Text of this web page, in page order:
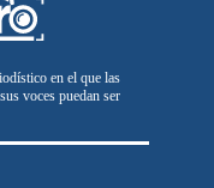
en el que las
voces puedan ser